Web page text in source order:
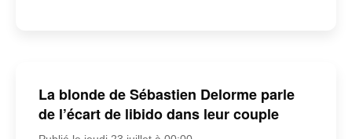
La blonde de Sébastien Delorme parle
de l’écart de libido dans leur couple